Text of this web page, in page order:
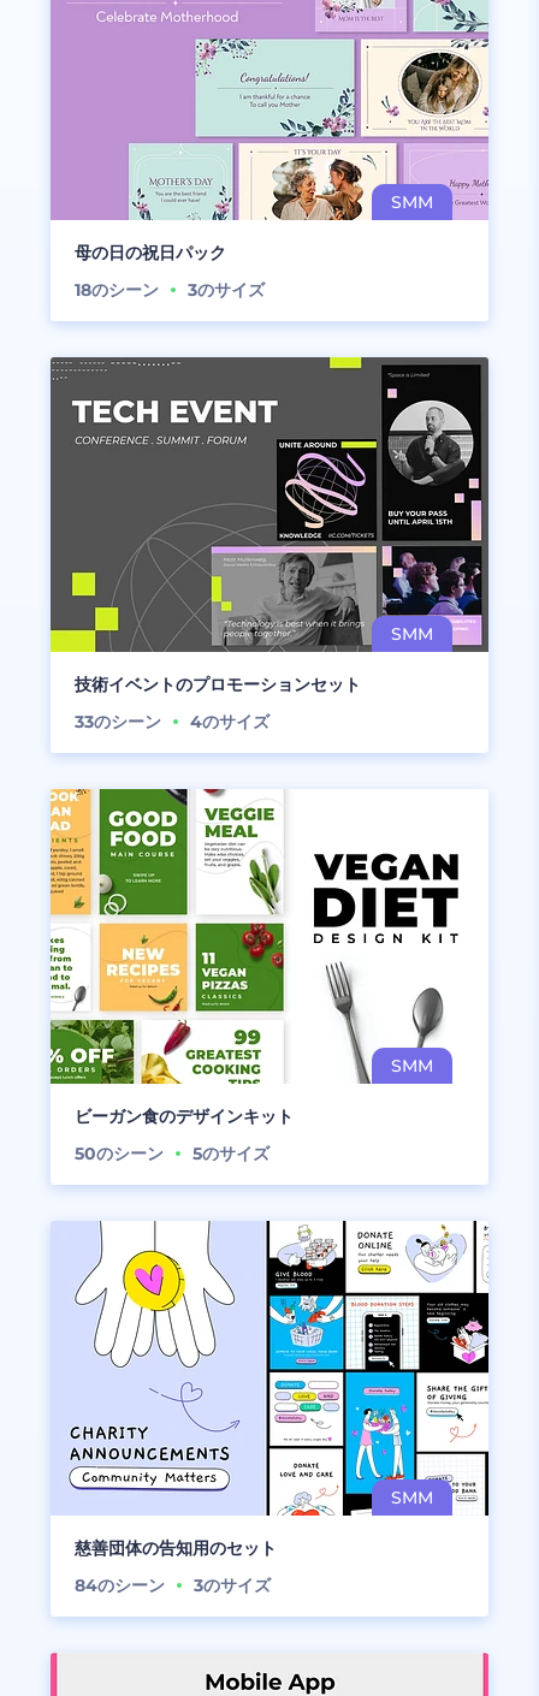
母の日の祝日パック
18のシーン 3のサイズ
技術イベントのプロモーションセット
33のシーン 4のサイズ
ビーガン食のデザインキット
50のシーン 5のサイズ
慈善団体の告知用のセット
84のシーン 3のサイズ